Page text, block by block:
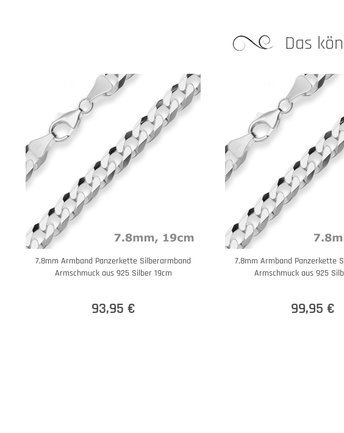
Das
7,8mm Armband Panzerkette Silberarmband
Armschmuck aus 925 Silber 19cm
93,95 €
7,8mm Armband Panzerkette
Armschmuck aus 925
99,95 €